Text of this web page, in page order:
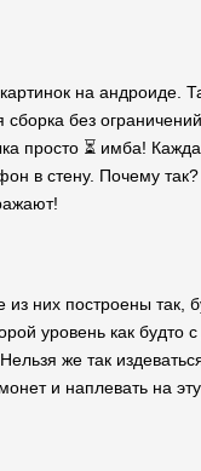
на андроиде.
без
просто ⏳ имба!
в стену. Почему
них построены так,
уровень как будто с
же так
и наплевать на